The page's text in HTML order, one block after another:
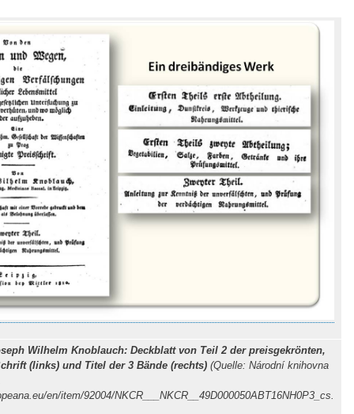
Wilhelm Knoblauch: Deckblatt von Teil 2 der preisgekrönten,
(links) und Titel der 3 Bände (rechts) (Quelle: Národní knihovna
en/item/92004/NKCR___NKCR__49D000050ABT16NH0P3_cs.